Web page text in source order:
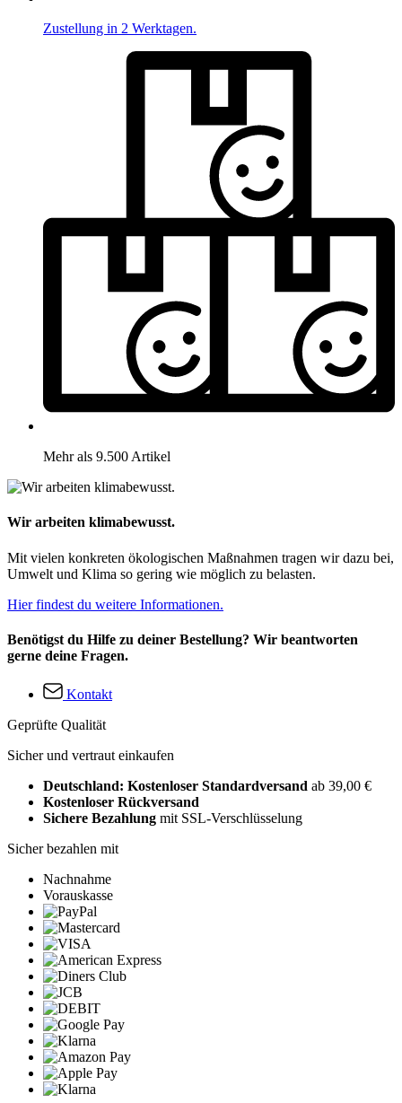
Zustellung in 2 Werktagen.
Mehr als 9.500 Artikel
Wir arbeiten klimabewusst.
Mit vielen konkreten ökologischen Maßnahmen tragen wir dazu bei,
Umwelt und Klima so gering wie möglich zu belasten.
Hier findest du weitere Informationen.
Benötigst du Hilfe zu deiner Bestellung? Wir beantworten
gerne deine Fragen.
Kontakt
Geprüfte Qualität
Sicher und vertraut einkaufen
Deutschland: Kostenloser Standardversand ab 39,00 €
Kostenloser Rückversand
Sichere Bezahlung mit SSL-Verschlüsselung
Sicher bezahlen mit
Nachnahme
Vorauskasse